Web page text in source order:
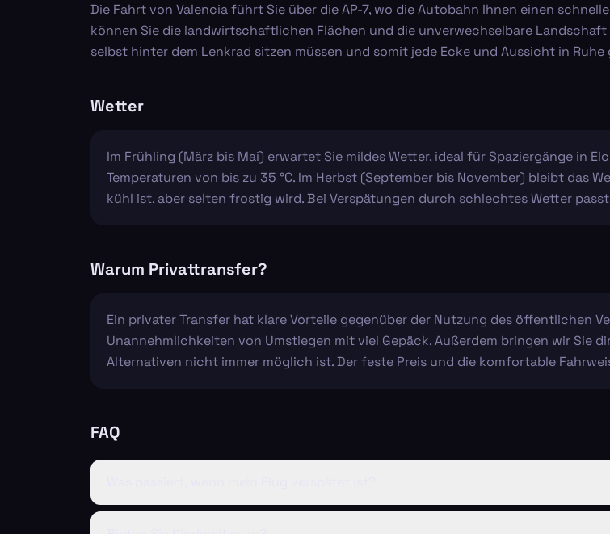
Die Fahrt von Valencia führt Sie über die AP-7, wo die Autobahn Ihnen einen
können Sie die landwirtschaftlichen Flächen und die unverwechselbare
selbst hinter dem Lenkrad sitzen müssen und somit jede Ecke und Aussicht in Ruhe
Wetter
Im Frühling (März bis Mai) erwartet Sie mildes Wetter, ideal für Spaziergänge in
Temperaturen von bis zu 35 °C. Im Herbst (September bis November) bleibt das
kühl ist, aber selten frostig wird. Bei Verspätungen durch schlechtes Wetter
Warum Privattransfer?
Ein privater Transfer hat klare Vorteile gegenüber der Nutzung des öffentlichen
Unannehmlichkeiten von Umstiegen mit viel Gepäck. Außerdem bringen wir Sie
Alternativen nicht immer möglich ist. Der feste Preis und die komfortable
FAQ